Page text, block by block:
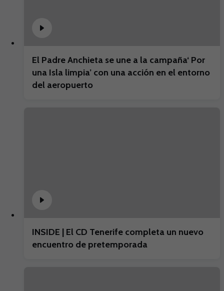
El Padre Anchieta se une a la campaña‘ Por
una Isla limpia’ con una acción en el entorno
del aeropuerto
INSIDE | El CD Tenerife completa un nuevo
encuentro de pretemporada